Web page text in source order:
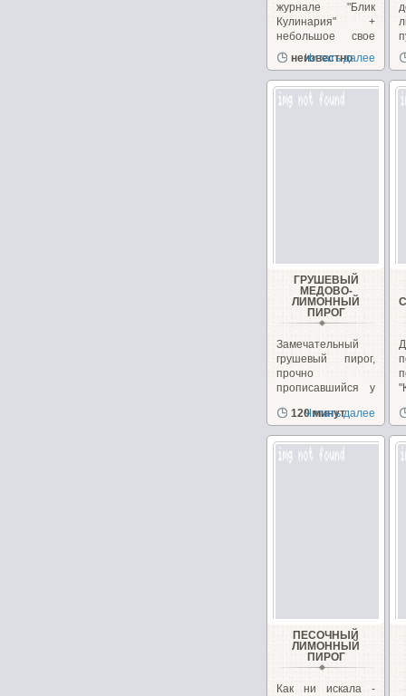
журнале "Блик
Кулинария" +
небольшое свое
дополнение....
неизвестно
Читать далее
ГРУШЕВЫЙ
МЕДОВО-
ЛИМОННЫЙ
ПИРОГ
Замечательный
грушевый пирог,
прочно
прописавшийся у
лет назад!...
120 минут
Читать далее
ПЕСОЧНЫЙ
ЛИМОННЫЙ
ПИРОГ
Как ни искала -